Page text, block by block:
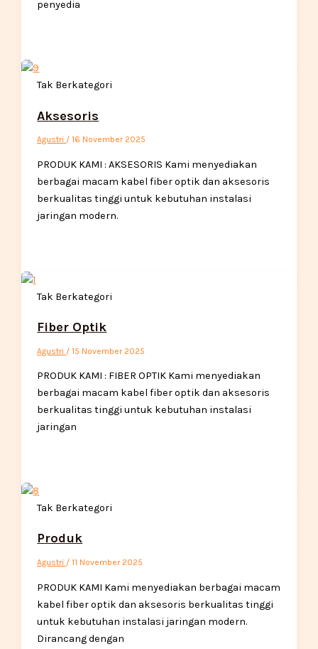
penyedia
Tak Berkategori
Aksesoris
Agustri /16 November 2025
PRODUK KAMI : AKSESORIS Kami menyediakan
berbagai macam kabel fiber optik dan aksesoris
berkualitas tinggi untuk kebutuhan instalasi
jaringan modern.
Tak Berkategori
Fiber Optik
Agustri /15 November 2025
PRODUK KAMI : FIBER OPTIK Kami menyediakan
berbagai macam kabel fiber optik dan aksesoris
berkualitas tinggi untuk kebutuhan instalasi
jaringan
Tak Berkategori
Produk
Agustri /11 November 2025
PRODUK KAMI Kami menyediakan berbagai macam
kabel fiber optik dan aksesoris berkualitas tinggi
untuk kebutuhan instalasi jaringan modern.
Dirancang dengan